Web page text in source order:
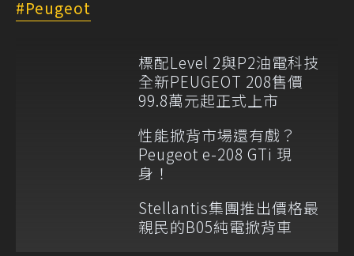
Peugeot
標配Level 2與P2油電科技
全新PEUGEOT 208售價
99.8萬元起正式上市
性能掀背市場還有戲？
Peugeot e-208 GTi 現
身！
Stellantis集團推出價格最
親民的B05純電掀背車